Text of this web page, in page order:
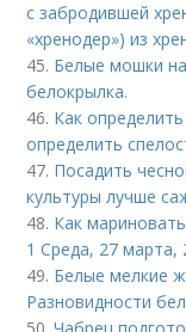
с забродившей
«хренодер») из
45. Белые мошки
белокрылка.
46. Как
определить
47. Посадить
культуры лучше
48. Как
1 Среда, 27 марта,
49. Белые мелкие
Разновидности